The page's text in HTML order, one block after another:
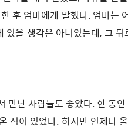
후 엄마에게 말했다. 엄마는
을 생각은 아니었는데, 그 뒤
난 사람들도 좋았다. 한 동
적이 있었다. 하지만 언제나